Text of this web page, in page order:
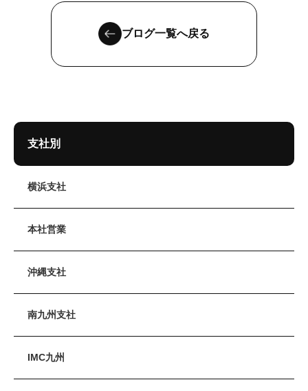
ブログ一覧へ戻る
支社別
横浜支社
本社営業
沖縄支社
南九州支社
IMC九州